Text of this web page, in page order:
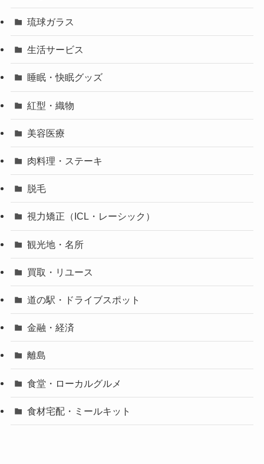
琉球ガラス
生活サービス
睡眠・快眠グッズ
紅型・織物
美容医療
肉料理・ステーキ
脱毛
視力矯正（ICL・レーシック）
観光地・名所
買取・リユース
道の駅・ドライブスポット
金融・経済
離島
食堂・ローカルグルメ
食材宅配・ミールキット